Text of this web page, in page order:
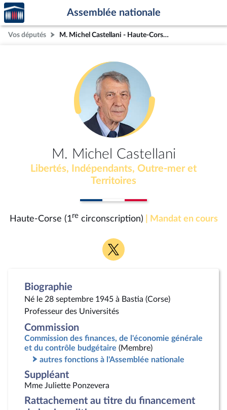
Aller au contenu
Aller en bas de la page
Accèder
à la
page
d'accueil
Assemblée nationale
Vos députés M. Michel Castellani - Haute-Corse (1re circonscription)
M. Michel Castellani
Libertés, Indépendants, Outre-mer et
Territoires
Haute-Corse (1recirconscription) | Mandat en cours
Voir
la
Biographie
Né le 28 septembre 1945 à Bastia (Corse)
Professeur des Universités
Commission
Commission des finances, de l'économie générale
et du contrôle budgétaire (Membre)
autres fonctions à l'Assemblée nationale
Suppléant
Mme Juliette Ponzevera
Rattachement au titre du financement